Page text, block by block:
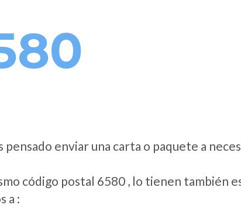
pensado enviar una carta o paquete a
código postal 6580 , lo tienen también
a :